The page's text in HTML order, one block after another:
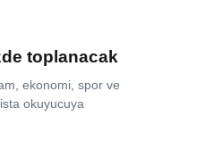
toplanacak
ekonomi, spor ve
okuyucuya